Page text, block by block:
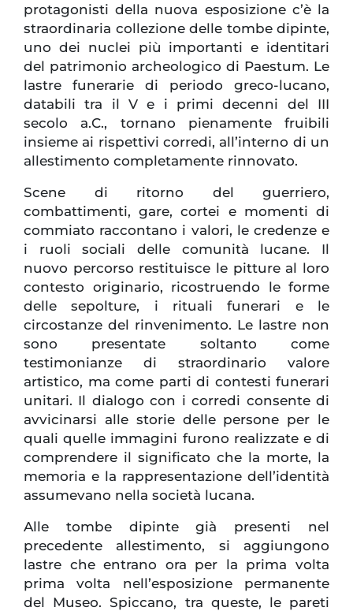
protagonisti della nuova esposizione c’è la
straordinaria collezione delle tombe dipinte,
uno dei nuclei più importanti e identitari
del patrimonio archeologico di Paestum. Le
lastre funerarie di periodo greco-lucano,
databili tra il V e i primi decenni del III
secolo a.C., tornano pienamente fruibili
insieme ai rispettivi corredi, all’interno di un
allestimento completamente rinnovato.
Scene di ritorno del guerriero,
combattimenti, gare, cortei e momenti di
commiato raccontano i valori, le credenze e
i ruoli sociali delle comunità lucane. Il
nuovo percorso restituisce le pitture al loro
contesto originario, ricostruendo le forme
delle sepolture, i rituali funerari e le
circostanze del rinvenimento. Le lastre non
sono presentate soltanto come
testimonianze di straordinario valore
artistico, ma come parti di contesti funerari
unitari. Il dialogo con i corredi consente di
avvicinarsi alle storie delle persone per le
quali quelle immagini furono realizzate e di
comprendere il significato che la morte, la
memoria e la rappresentazione dell’identità
assumevano nella società lucana.
Alle tombe dipinte già presenti nel
precedente allestimento, si aggiungono
lastre che entrano ora per la prima volta
prima volta nell’esposizione permanente
del Museo. Spiccano, tra queste, le pareti